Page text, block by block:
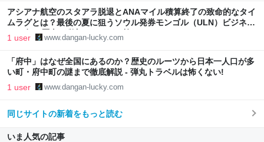
アシアナ航空のスタアラ脱退とANAマイル積算終了の致命的なタイ
ムラグとは？最後の夏に狙うソウル発券モンゴル（ULN）ビジネス
と25年の歴史 - 弾丸トラベルは怖くない!
1 user www.dangan-lucky.com
「府中」はなぜ全国にあるのか？歴史のルーツから日本一人口が多
い町・府中町の謎まで徹底解説 - 弾丸トラベルは怖くない!
1 user www.dangan-lucky.com
同じサイトの新着をもっと読む
いま人気の記事